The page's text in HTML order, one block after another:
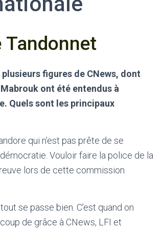
Tandonnet
figures de CNews, dont
ont été entendus à
Quels sont les principaux
qui n’est pas prête de se
Vouloir faire la police de la
lors de cette commission
se passe bien. C’est quand on
de grâce à CNews, LFI et